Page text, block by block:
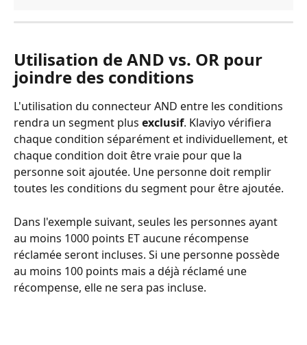
Utilisation de AND vs. OR pour
joindre des conditions
L'utilisation du connecteur AND entre les conditions
rendra un segment plus exclusif. Klaviyo vérifiera
chaque condition séparément et individuellement, et
chaque condition doit être vraie pour que la
personne soit ajoutée. Une personne doit remplir
toutes les conditions du segment pour être ajoutée.
Dans l'exemple suivant, seules les personnes ayant
au moins 1000 points ET aucune récompense
réclamée seront incluses. Si une personne possède
au moins 100 points mais a déjà réclamé une
récompense, elle ne sera pas incluse.